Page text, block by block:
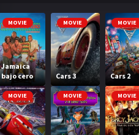
MOVIE
Jamaica
bajo cero
MOVIE
Cars 3
MOVIE
Cars 2
MOVIE MOVIE MOVIE